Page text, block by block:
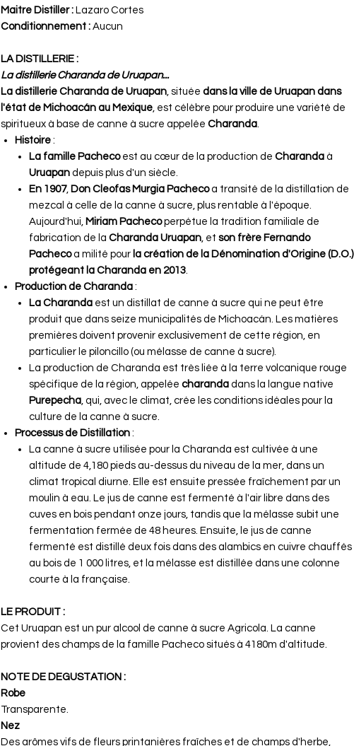
Maitre Distiller : Lazaro Cortes
Conditionnement : Aucun
LA DISTILLERIE :
La distillerie Charanda de Uruapan...
La distillerie Charanda de Uruapan , située dans la ville de Uruapan dans
l'état de Michoacán au Mexique , est célèbre pour produire une variété de
spiritueux à base de canne à sucre appelée Charanda
Histoire :
La famille Pachecoest au cœur de la production de Charanda à
Uruapan depuis plus d'un siècle​​.
En 1907, Don Cleofas Murgia Pachecoa transité de la distillation de
mezcal à celle de la canne à sucre, plus rentable à l'époque.
Aujourd'hui, Miriam Pachecoperpétue la tradition familiale de
fabrication de la Charanda Uruapan , et son frère Fernando
Pachecoa milité pour la création de la Dénomination d'Origine (D.O.)
protégeant la Charanda en 2013​
Production de Charanda :
La Charanda est un distillat de canne à sucre qui ne peut être
produit que dans seize municipalités de Michoacán. Les matières
premières doivent provenir exclusivement de cette région, en
particulier le piloncillo (ou mélasse de canne à sucre)​​.
La production de Charanda est très liée à la terre volcanique rouge
spécifique de la région, appelée charanda dans la langue native
Purepecha , qui, avec le climat, crée les conditions idéales pour la
culture de la canne à sucre​​.
Processus de Distillation :
La canne à sucre utilisée pour la Charanda est cultivée à une
altitude de 4,180 pieds au-dessus du niveau de la mer, dans un
climat tropical diurne. Elle est ensuite pressée fraîchement par un
moulin à eau. Le jus de canne est fermenté à l'air libre dans des
cuves en bois pendant onze jours, tandis que la mélasse subit une
fermentation fermée de 48 heures. Ensuite, le jus de canne
fermenté est distillé deux fois dans des alambics en cuivre chauffés
au bois de 1 000 litres, et la mélasse est distillée dans une colonne
courte à la française​​.
LE PRODUIT :
Cet Uruapan est un pur alcool de canne à sucre Agricola. La canne
provient des champs de la famille Pacheco situés à 4180m d'altitude.
NOTE DE DEGUSTATION :
Robe
Transparente.
Nez
Des arômes vifs de fleurs printanières fraîches et de champs d'herbe,